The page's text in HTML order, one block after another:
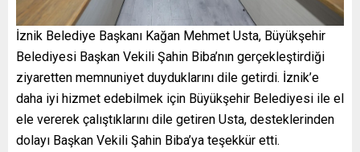
İznik Belediye Başkanı Kağan Mehmet Usta, Büyükşehir
Belediyesi Başkan Vekili Şahin Biba’nın gerçekleştirdiği
ziyaretten memnuniyet duyduklarını dile getirdi. İznik’e
daha iyi hizmet edebilmek için Büyükşehir Belediyesi ile el
ele vererek çalıştıklarını dile getiren Usta, desteklerinden
dolayı Başkan Vekili Şahin Biba’ya teşekkür etti.